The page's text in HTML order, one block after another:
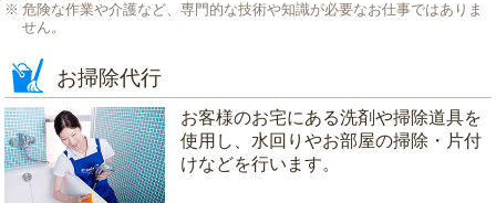
危険な作業や介護など、専門的な技術や知識が必要なお仕事ではありま
せん。
お掃除代行
お客様のお宅にある洗剤や掃除道具を
使用し、水回りやお部屋の掃除・片付
けなどを行います。